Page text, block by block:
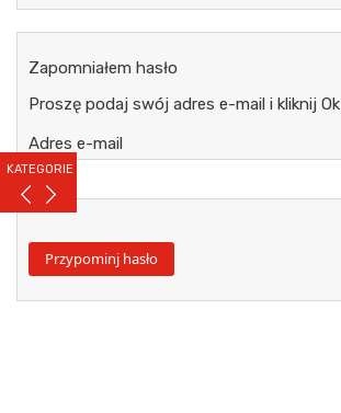
KATEGORIE
Zapomniałem hasło
Proszę podaj swój adres e-mail i kliknij Ok
Adres e-mail